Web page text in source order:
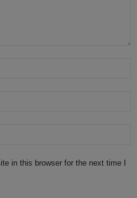
in this browser for the next time I